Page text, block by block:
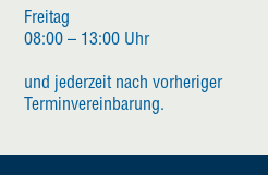
Freitag
08:00 – 13:00 Uhr
und jederzeit nach vorheriger
Terminvereinbarung.